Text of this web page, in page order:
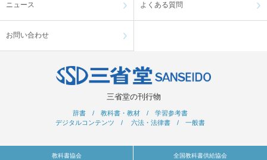
ニュース よくある質問
お問い合わせ
三省堂の刊行物
辞書 / 教科書・教材 / 学習参考書
デジタルコンテンツ / 六法・法律書 / 一般書
教科書協会 全国教科書供給協会